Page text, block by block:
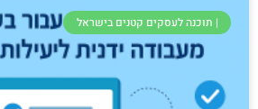
| תוכנה לעסקים קטנים בישראל